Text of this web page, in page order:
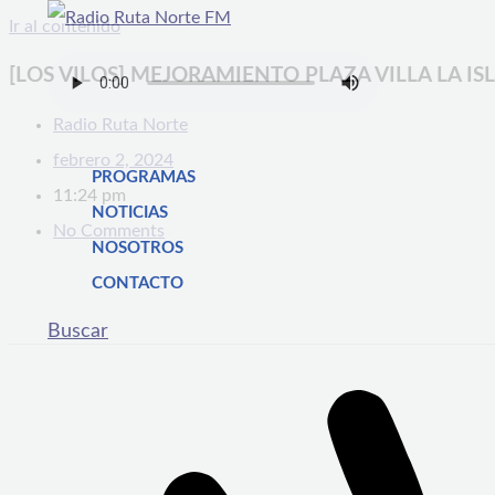
Ir al contenido
PROGRAMAS
NOTICIAS
NOSOTROS
CONTACTO
Buscar
[LOS VILOS] MEJORAMIENTO PLAZA VILLA LA
Radio Ruta Norte
febrero 2, 2024
11:24 pm
No Comments